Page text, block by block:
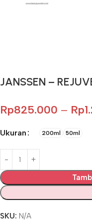
JANSSEN –
Rp825.000 – Rp
Ukuran 200ml 50ml
SKU: N/A